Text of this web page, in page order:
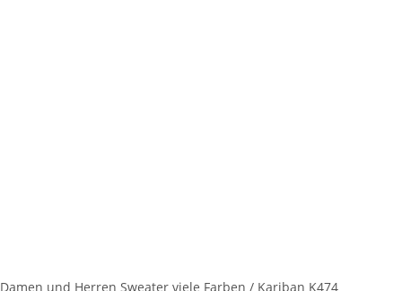
Damen und Herren Sweater viele Farben / Kariban K474